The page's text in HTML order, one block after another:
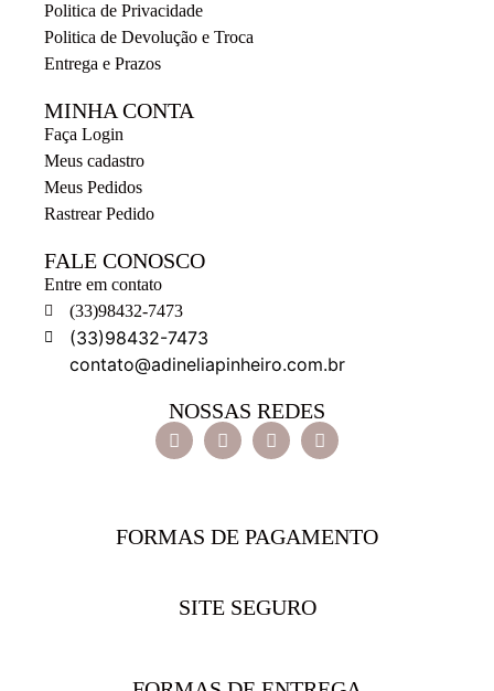
Politica de Privacidade
Politica de Devolução e Troca
Entrega e Prazos
MINHA CONTA
Faça Login
Meus cadastro
Meus Pedidos
Rastrear Pedido
FALE CONOSCO
Entre em contato
(33)98432-7473
(33)98432-7473
contato@adineliapinheiro.com.br
NOSSAS REDES
FORMAS DE PAGAMENTO
SITE SEGURO